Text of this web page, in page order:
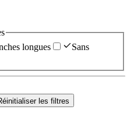
longues
Sans
les filtres